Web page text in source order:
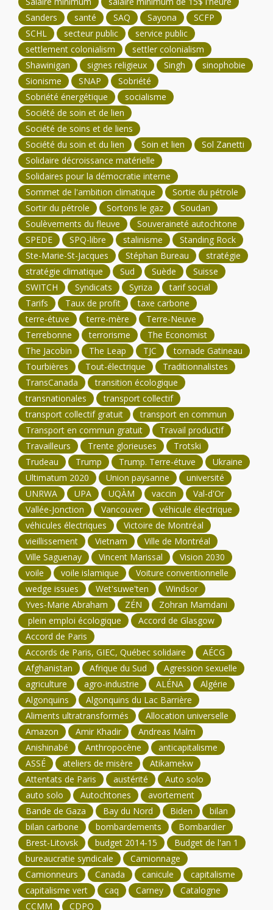
Sanders
santé SAQ Sayona
SCFP
SCHL
secteur public
service public
settlement colonialism
settler colonialism
Shawinigan
signes religieux Singh
sinophobie
Sionisme
SNAP
Sobriété
Sobriété énergétique
socialisme
Société de soin et de lien
Société de soins et de liens
Société du soin et du lien
Soin et lien
Sol Zanetti
Solidaire décroissance matérielle
Solidaires pour la démocratie interne
Sommet de l'ambition climatique
Sortie du pétrole
Sortir du pétrole
Sortons le gaz
Soudan
Soulèvements du fleuve
Souveraineté autochtone
SPEDE
SPQ-libre stalinisme
Standing Rock
Ste-Marie-St-Jacques
Stéphan Bureau
stratégie
stratégie climatique
Sud Suède
Suisse
SWITCH
Syndicats Syriza
tarif social
Tarifs
Taux de profit
taxe carbone
terre-étuve
terre-mère
Terre-Neuve
Terrebonne
terrorisme
The Economist
The Jacobin
The Leap TJC
tornade Gatineau
Tourbières
Tout-électrique
Traditionnalistes
TransCanada
transition écologique
transnationales
transport collectif
transport collectif gratuit
transport en commun
Transport en commun gratuit
Travail productif
Travailleurs
Trente glorieuses
Trotski
Trudeau
Trump Trump. Terre-étuve
Ukraine
Ultimatum 2020
Union paysanne
université
UNRWA
UPA UQÀM vaccin
Val-d'Or
Vallée-Jonction
Vancouver
véhicule électrique
véhicules électriques
Victoire de Montréal
vieillissement
Vietnam
Ville de Montréal
Ville Saguenay
Vincent Marissal
Vision 2030
voile
voile islamique
Voiture conventionnelle
wedge issues
Wet'suwe'ten
Windsor
Yves-Marie Abraham
ZÉN
Zohran Mamdani
plein emploi écologique
Accord de Glasgow
Accord de Paris
Accords de Paris, GIEC, Québec solidaire
AÉCG
Afghanistan
Afrique du Sud
Agression sexuelle
agriculture
agro-industrie ALÉNA
Algérie
Algonquins
Algonquins du Lac Barrière
Aliments ultratransformés
Allocation universelle
Amazon
Amir Khadir
Andreas Malm
Anishinabé
Anthropocène
anticapitalisme
ASSÉ
ateliers de misère
Atikamekw
Attentats de Paris
austérité
Auto solo
auto solo
Autochtones
avortement
Bande de Gaza
Bay du Nord Biden
bilan
bilan carbone
bombardements
Bombardier
Brest-Litovsk
budget 2014-15
Budget de l'an 1
bureaucratie syndicale
Camionnage
Camionneurs
Canada canicule
capitalisme
capitalisme vert
caq Carney
Catalogne
CCMM
CDPQ